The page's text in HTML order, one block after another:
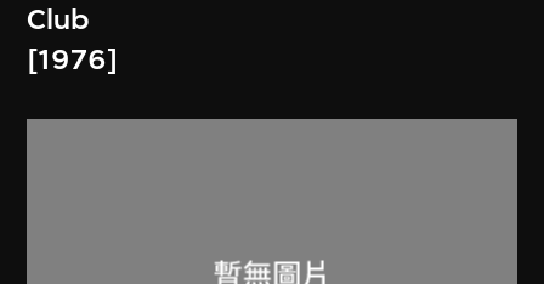
Club
[1976]